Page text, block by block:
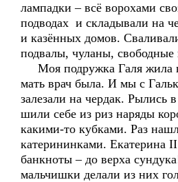
лампадки – всё ворохами
подводах и складывали на
и казённых домов.
подвалы, чуланы,
Моя подружка Галя жила
мать врач была. И мы с
залезали на чердак. Рылись
шили себе из риз наряды
какими-то кубками. Раз
катерининками. Екатерина
банкноты – до верха
мальчишки делали из них